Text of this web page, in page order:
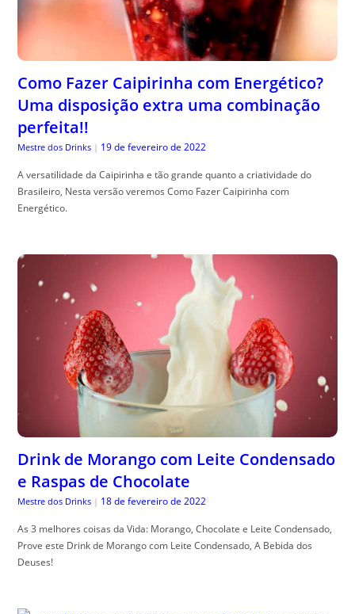
Como Fazer Caipirinha com Energético?
Uma disposição extra uma combinação
perfeita!!
Mestre dos Drinks | 19 de fevereiro de 2022
A versatilidade da Caipirinha e tão grande quanto a criatividade do
Brasileiro, Nesta versão veremos Como Fazer Caipirinha com
Energético.
Drink de Morango com Leite Condensado
e Raspas de Chocolate
Mestre dos Drinks | 18 de fevereiro de 2022
As 3 melhores coisas da Vida: Morango, Chocolate e Leite Condensado,
Prove este Drink de Morango com Leite Condensado, A Bebida dos
Deuses!